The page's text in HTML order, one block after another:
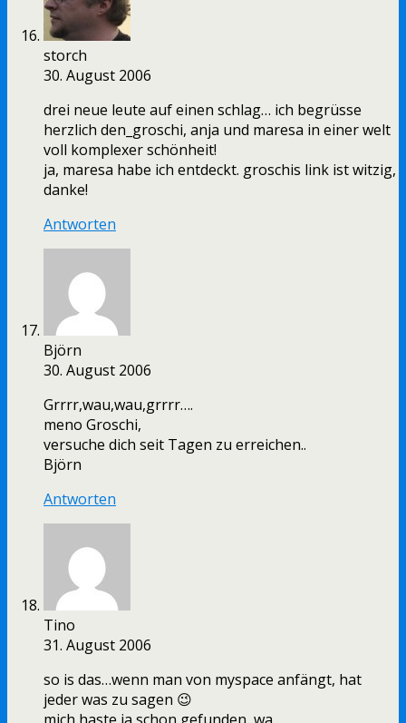
storch
30. August 2006
drei neue leute auf einen schlag… ich begrüsse
herzlich den_groschi, anja und maresa in einer welt
voll komplexer schönheit!
ja, maresa habe ich entdeckt. groschis link ist witzig,
danke!
Antworten
Björn
30. August 2006
Grrrr,wau,wau,grrrr….
meno Groschi,
versuche dich seit Tagen zu erreichen..
Björn
Antworten
Tino
31. August 2006
so is das…wenn man von myspace anfängt, hat
jeder was zu sagen 😉